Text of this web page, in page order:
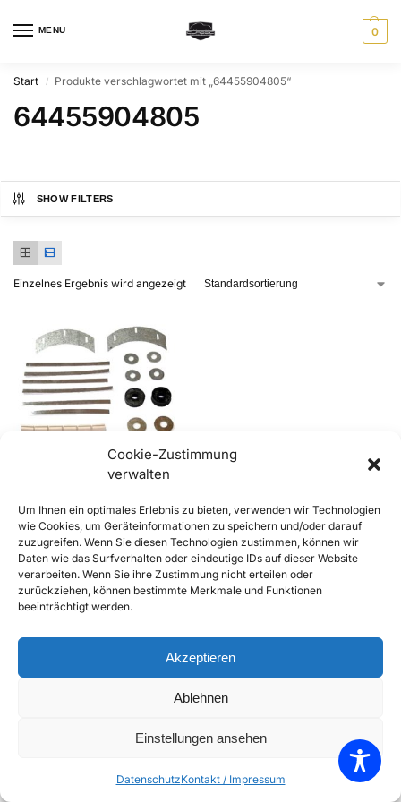
Cookie-Zustimmung
verwalten
Um Ihnen ein optimales Erlebnis zu bieten, verwenden wir Technologien
wie Cookies, um Geräteinformationen zu speichern und/oder darauf
zuzugreifen. Wenn Sie diesen Technologien zustimmen, können wir
Daten wie das Surfverhalten oder eindeutige IDs auf dieser Website
verarbeiten. Wenn Sie ihre Zustimmung nicht erteilen oder
zurückziehen, können bestimmte Merkmale und Funktionen
beeinträchtigt werden.
Akzeptieren
Ablehnen
Einstellungen ansehen
DatenschutzKontakt / Impressum
MENU 0
Start / Produkte verschlagwortet mit „64455904805“
64455904805
SHOW FILTERS
Einzelnes Ergebnis wird angezeigt
356 B und C Befestigungsset
für Gitter für
Nebelscheinwerfer
€39,90 inkl. Mwst
Enthält 20% Mwst
zzgl.Versand
Add to Wishlist